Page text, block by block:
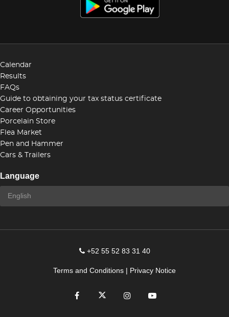
Calendar
Results
FAQs
Guide to obtaining your tax status certificate
Career Opportunities
Porcelain Store
Flea Market
Pen and Hammer
Cars & Trailers
Language
+52 55 52 83 31 40
Terms and Conditions | Privacy Notice